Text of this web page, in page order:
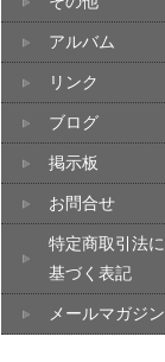
アルバム
リンク
ブログ
掲示板
お問合せ
特定商取引法に
基づく表記
メールマガジン